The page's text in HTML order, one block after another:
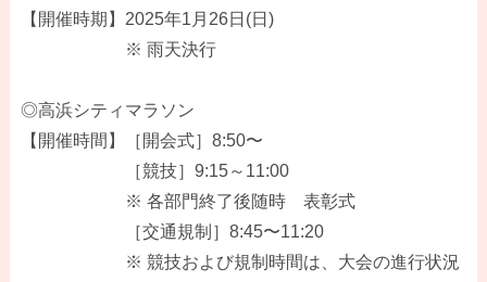
【開催時期】2025年1月26日(日)
※ 雨天決行
◎高浜シティマラソン
【開催時間】［開会式］8:50〜
［競技］9:15～11:00
※ 各部門終了後随時 表彰式
［交通規制］8:45〜11:20
※ 競技および規制時間は、大会の進行状況